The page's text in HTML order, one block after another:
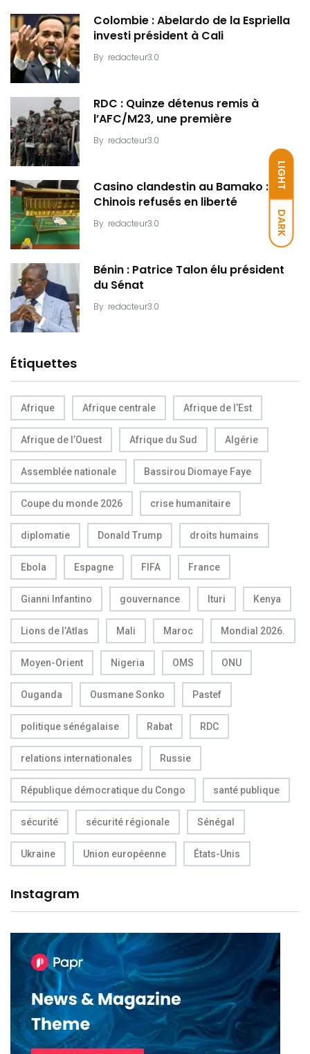
LIGHT
DARK
Colombie : Abelardo de la Espriella
investi président à Cali
By redacteur3.0
RDC : Quinze détenus remis à
l’AFC/M23, une première
By redacteur3.0
Casino clandestin au Bamako : Dix
Chinois refusés en liberté
By redacteur3.0
Bénin : Patrice Talon élu président
du Sénat
By redacteur3.0
Étiquettes
Afrique Afrique centrale Afrique de l’Est
Afrique de l’Ouest Afrique du Sud Algérie
Assemblée nationale Bassirou Diomaye Faye
Coupe du monde 2026 crise humanitaire
diplomatie Donald Trump droits humains
Ebola Espagne FIFA France
Gianni Infantino gouvernance Ituri Kenya
Lions de l’Atlas Mali Maroc Mondial 2026.
Moyen-Orient Nigeria OMS ONU
Ouganda Ousmane Sonko Pastef
politique sénégalaise Rabat RDC
relations internationales Russie
République démocratique du Congo santé publique
sécurité sécurité régionale Sénégal
Ukraine Union européenne États-Unis
Instagram